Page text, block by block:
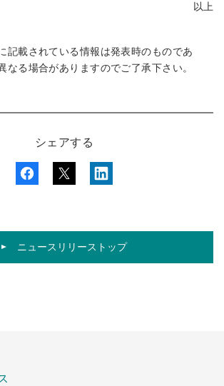
以上
記載されている情報は発表時のものであ
なる場合がありますのでご了承下さい。
シェアする
ニュースリリーストップ